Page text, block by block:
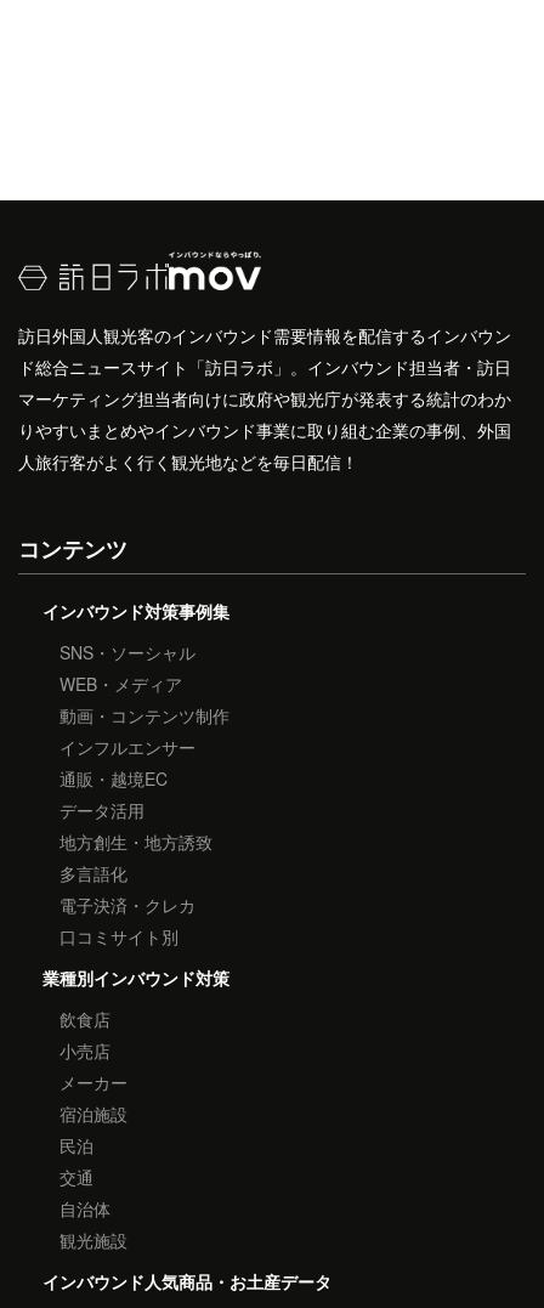
訪日外国人観光客のインバウンド需要情報を配信するインバウン
ド総合ニュースサイト「訪日ラボ」。インバウンド担当者・訪日
マーケティング担当者向けに政府や観光庁が発表する統計のわか
りやすいまとめやインバウンド事業に取り組む企業の事例、外国
人旅行客がよく行く観光地などを毎日配信！
コンテンツ
インバウンド対策事例集
SNS・ソーシャル
WEB・メディア
動画・コンテンツ制作
インフルエンサー
通販・越境EC
データ活用
地方創生・地方誘致
多言語化
電子決済・クレカ
口コミサイト別
業種別インバウンド対策
飲食店
小売店
メーカー
宿泊施設
民泊
交通
自治体
観光施設
インバウンド人気商品・お土産データ